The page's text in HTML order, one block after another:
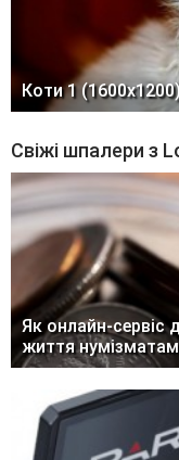
Коти 1
Свіжі шпалери з
Як онлайн-сервіс
життя